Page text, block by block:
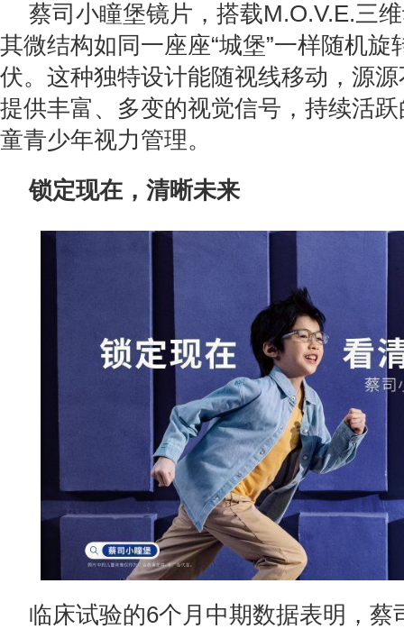
蔡司小瞳堡镜片，搭载M.O.V.E.三
其微结构如同一座座“城堡”一样随机旋
伏。这种独特设计能随视线移动，源
提供丰富、多变的视觉信号，持续活
童青少年视力管理。
锁定现在，清晰未来
临床试验的6个月中期数据表明，蔡